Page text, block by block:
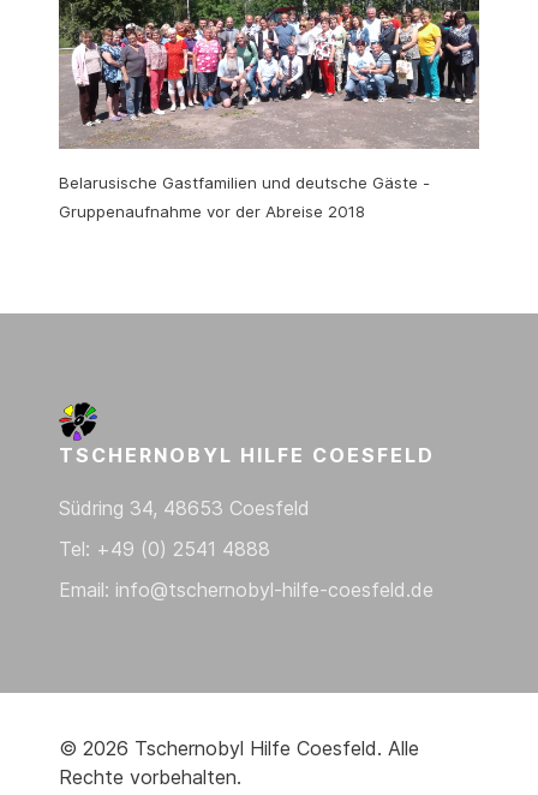
Belarusische Gastfamilien und deutsche Gäste -
Gruppenaufnahme vor der Abreise 2018
TSCHERNOBYL HILFE COESFELD
Südring 34, 48653 Coesfeld
Tel: +49 (0) 2541 4888
Email: info@tschernobyl-hilfe-coesfeld.de
© 2026 Tschernobyl Hilfe Coesfeld. Alle
Rechte vorbehalten.